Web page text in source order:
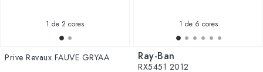
1 de 2 cores
Prive Revaux FAUVE GRYAA
1 de 6 cores
Ray-Ban
RX5451 2012